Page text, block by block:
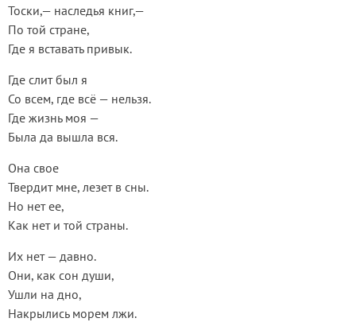
Тоски,— наследья книг,—
По той стране,
Где я вставать привык.
Где слит был я
Со всем, где всё — нельзя.
Где жизнь моя —
Была да вышла вся.
Она свое
Твердит мне, лезет в сны.
Но нет ее,
Как нет и той страны.
Их нет — давно.
Они, как сон души,
Ушли на дно,
Накрылись морем лжи.